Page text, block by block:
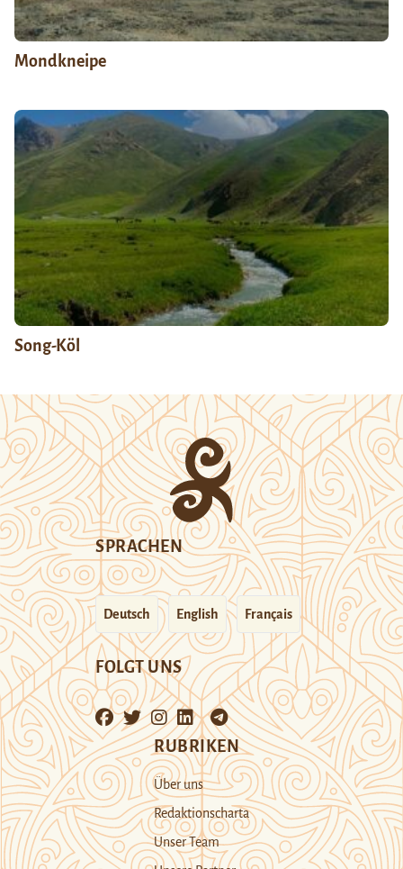
Mondkneipe
Song-Köl
SPRACHEN
Deutsch English Français
FOLGT UNS
RUBRIKEN
Über uns
Redaktionscharta
Unser Team